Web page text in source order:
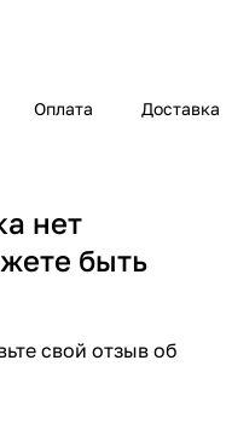
Оплата Доставка
нет
быть
свой отзыв об